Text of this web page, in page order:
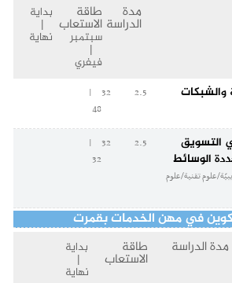
مدة
الدراسة
طاقة
الاستعاب
سبتمبر
|
فيفري
بداية
|
نهاية
والشبكات 2.5
32 |
48
التسويق
الوسائط
علوم تقنية/علوم
2.5
32 |
في مهن الخدمات بقمرت
مدة الدراسة طاقة
الاستعاب
بداية
|
نهاية